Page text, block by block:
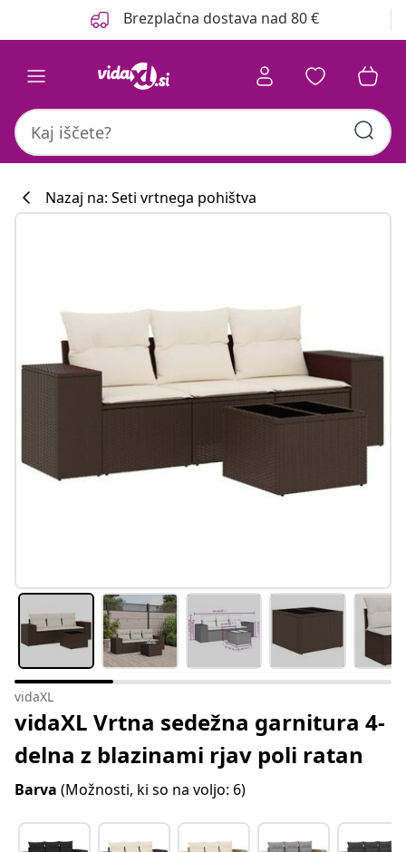
Brezplačna dostava nad 80 €
Nazaj na: Seti vrtnega pohištva
vidaXL
vidaXL Vrtna sedežna garnitura 4-
delna z blazinami rjav poli ratan
Barva (Možnosti, ki so na voljo: 6)